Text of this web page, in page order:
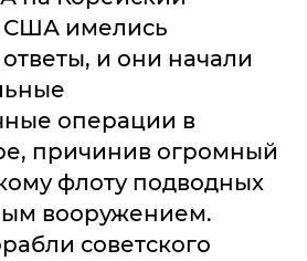
США имелись
и они начали
операции в
причинив огромный
флоту подводных
вооружением.
советского